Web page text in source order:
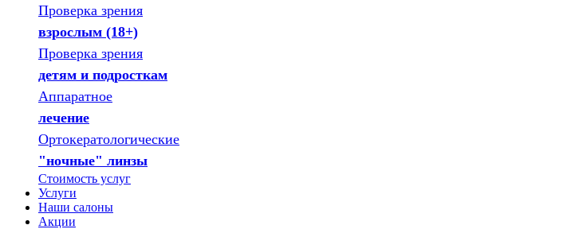
Проверка зрения
взрослым (18+)
Проверка зрения
детям и подросткам
Аппаратное
лечение
Ортокератологические
"ночные" линзы
Стоимость услуг
Услуги
Наши салоны
Акции